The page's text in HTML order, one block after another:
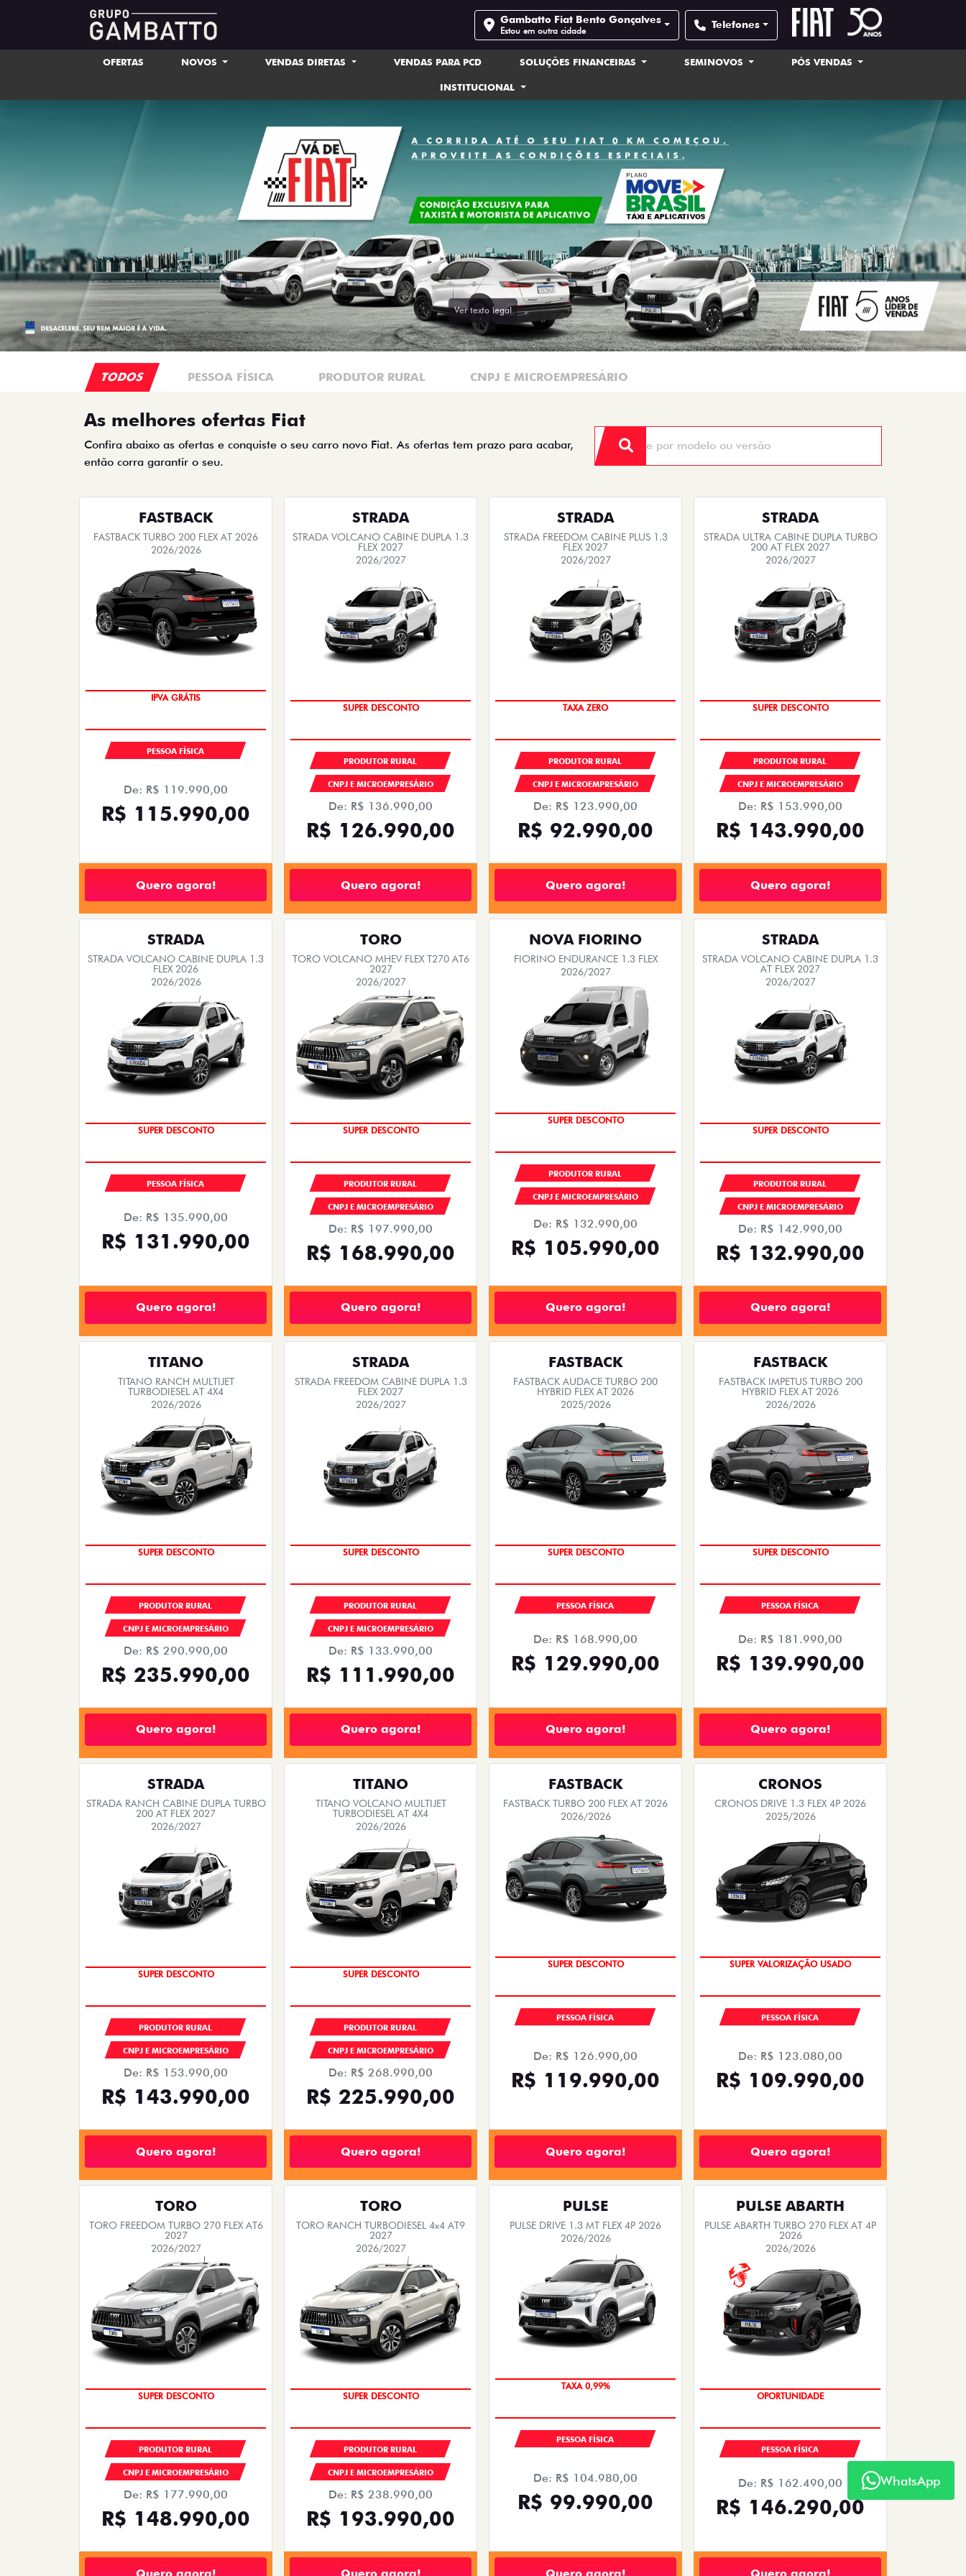
Gambatto Fiat Bento Gonçalves
Estou em outra cidade Telefones
OFERTAS NOVOS VENDAS DIRETAS VENDAS PARA PCD SOLUÇÕES FINANCEIRAS SEMINOVOS PÓS VENDAS
INSTITUCIONAL
Ver texto legal
TODOS PESSOA FÍSICA PRODUTOR RURAL CNPJ E MICROEMPRESÁRIO
As melhores ofertas Fiat
Confira abaixo as ofertas e conquiste o seu carro novo Fiat. As ofertas tem prazo para acabar,
então corra garantir o seu.
FASTBACK
FASTBACK TURBO 200 FLEX AT 2026
2026/2026
SUPER DESCONTO
PESSOA FÍSICA
De: R$ 119.990,00
R$ 115.990,00
Quero agora!
STRADA
STRADA VOLCANO CABINE DUPLA 1.3
FLEX 2027
2026/2027
SUPER DESCONTO
PRODUTOR RURAL
CNPJ E MICROEMPRESÁRIO
De: R$ 136.990,00
R$ 126.990,00
Quero agora!
STRADA
STRADA FREEDOM CABINE PLUS 1.3
FLEX 2027
2026/2027
TAXA ZERO
PRODUTOR RURAL
CNPJ E MICROEMPRESÁRIO
De: R$ 123.990,00
R$ 92.990,00
Quero agora!
STRADA
STRADA ULTRA CABINE DUPLA TURBO
200 AT FLEX 2027
2026/2027
SUPER DESCONTO
PRODUTOR RURAL
CNPJ E MICROEMPRESÁRIO
De: R$ 153.990,00
R$ 143.990,00
Quero agora!
STRADA
STRADA VOLCANO CABINE DUPLA 1.3
FLEX 2026
2026/2026
SUPERVALORIZAÇÃO DO USADO
PESSOA FÍSICA
De: R$ 135.990,00
R$ 131.990,00
Quero agora!
TORO
TORO VOLCANO MHEV FLEX T270 AT6
2027
2026/2027
SUPER DESCONTO
PRODUTOR RURAL
CNPJ E MICROEMPRESÁRIO
De: R$ 197.990,00
R$ 168.990,00
Quero agora!
NOVA FIORINO
FIORINO ENDURANCE 1.3 FLEX
2026/2027
SUPER DESCONTO
PRODUTOR RURAL
CNPJ E MICROEMPRESÁRIO
De: R$ 132.990,00
R$ 105.990,00
Quero agora!
STRADA
STRADA VOLCANO CABINE DUPLA 1.3
AT FLEX 2027
2026/2027
SUPER DESCONTO
PRODUTOR RURAL
CNPJ E MICROEMPRESÁRIO
De: R$ 142.990,00
R$ 132.990,00
Quero agora!
TITANO
TITANO RANCH MULTIJET
TURBODIESEL AT 4X4
2026/2026
SUPER VALORIZAÇÃO USADO
PRODUTOR RURAL
CNPJ E MICROEMPRESÁRIO
De: R$ 290.990,00
R$ 235.990,00
Quero agora!
STRADA
STRADA FREEDOM CABINE DUPLA 1.3
FLEX 2027
2026/2027
SUPER DESCONTO
PRODUTOR RURAL
CNPJ E MICROEMPRESÁRIO
De: R$ 133.990,00
R$ 111.990,00
Quero agora!
FASTBACK
FASTBACK AUDACE TURBO 200
HYBRID FLEX AT 2026
2025/2026
SUPER VALORIZAÇÃO USADO
PESSOA FÍSICA
De: R$ 168.990,00
R$ 129.990,00
Quero agora!
FASTBACK
FASTBACK IMPETUS TURBO 200
HYBRID FLEX AT 2026
2026/2026
SUPER VALORIZAÇÃO USADO
PESSOA FÍSICA
De: R$ 181.990,00
R$ 139.990,00
Quero agora!
STRADA
STRADA RANCH CABINE DUPLA TURBO
200 AT FLEX 2027
2026/2027
SUPER DESCONTO
PRODUTOR RURAL
CNPJ E MICROEMPRESÁRIO
De: R$ 153.990,00
R$ 143.990,00
Quero agora!
TITANO
TITANO VOLCANO MULTIJET
TURBODIESEL AT 4X4
2026/2026
SUPER VALORIZAÇÃO USADO
PRODUTOR RURAL
CNPJ E MICROEMPRESÁRIO
De: R$ 268.990,00
R$ 225.990,00
Quero agora!
FASTBACK
FASTBACK TURBO 200 FLEX AT 2026
2026/2026
IPVA GRÁTIS
PESSOA FÍSICA
De: R$ 126.990,00
R$ 119.990,00
Quero agora!
CRONOS
CRONOS DRIVE 1.3 FLEX 4P 2026
2025/2026
COM USADO NA TROCA
PESSOA FÍSICA
De: R$ 123.080,00
R$ 109.990,00
Quero agora!
TORO
TORO FREEDOM TURBO 270 FLEX AT6
2027
2026/2027
SUPER DESCONTO
PRODUTOR RURAL
CNPJ E MICROEMPRESÁRIO
De: R$ 177.990,00
R$ 148.990,00
TORO
TORO RANCH TURBODIESEL 4x4 AT9
2027
2026/2027
SUPER DESCONTO
PRODUTOR RURAL
CNPJ E MICROEMPRESÁRIO
De: R$ 238.990,00
R$ 193.990,00
PULSE
PULSE DRIVE 1.3 MT FLEX 4P 2026
2026/2026
SUPER DESCONTO
PESSOA FÍSICA
De: R$ 104.980,00
R$ 99.990,00
PULSE ABARTH
PULSE ABARTH TURBO 270 FLEX AT 4P
2026
2026/2026
SAIA DE FIAT 0KM
PESSOA FÍSICA
De: R$ 162.490,00
R$ 146.290,00
WhatsApp